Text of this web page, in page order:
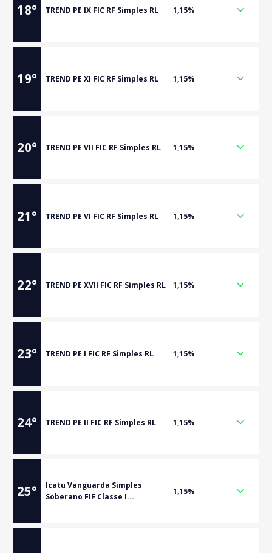
18° TREND PE IX FIC RF Simples RL 1,15%
19° TREND PE XI FIC RF Simples RL 1,15%
20° TREND PE VII FIC RF Simples RL 1,15%
21° TREND PE VI FIC RF Simples RL 1,15%
22° TREND PE XVII FIC RF Simples RL 1,15%
23° TREND PE I FIC RF Simples RL 1,15%
24° TREND PE II FIC RF Simples RL 1,15%
25°
Icatu Vanguarda Simples
Soberano FIF Classe I...
1,15%